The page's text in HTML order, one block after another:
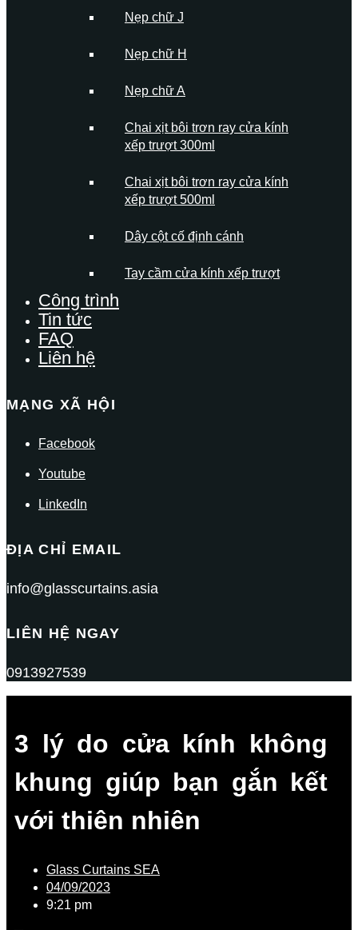
Nẹp chữ J
Nẹp chữ H
Nẹp chữ A
Chai xịt bôi trơn ray cửa kính
xếp trượt 300ml
Chai xịt bôi trơn ray cửa kính
xếp trượt 500ml
Dây cột cố định cánh
Tay cầm cửa kính xếp trượt
Công trình
Tin tức
FAQ
Liên hệ
MẠNG XÃ HỘI
Facebook
Youtube
LinkedIn
ĐỊA CHỈ EMAIL
info@glasscurtains.asia
LIÊN HỆ NGAY
0913927539
3 lý do cửa kính không
khung giúp bạn gắn kết
với thiên nhiên
Glass Curtains SEA
04/09/2023
9:21 pm